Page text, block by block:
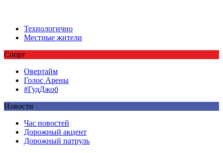
Технологично
Местные жители
Спорт
Овертайм
Голос Арены
#ГудДжоб
Новости
Час новостей
Дорожный акцент
Дорожный патруль